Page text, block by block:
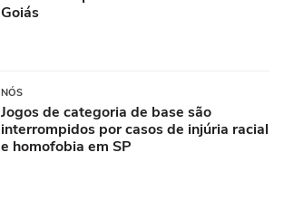
Goiás
NÓS
Jogos de categoria de base são
interrompidos por casos de injúria racial
e homofobia em SP